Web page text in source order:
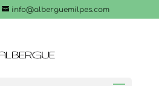
info@alberguemilpes.com